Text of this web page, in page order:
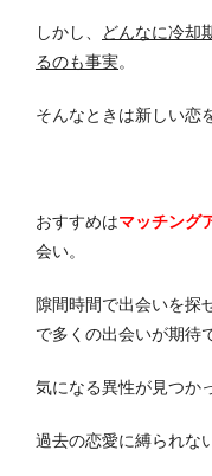
しかし、
どんなに冷却
るのも事実。
そんなときは新しい恋
おすすめはマッチング
会い。
隙間時間で出会いを探
で多くの出会いが期待
気になる異性が見つか
過去の恋愛に縛られな